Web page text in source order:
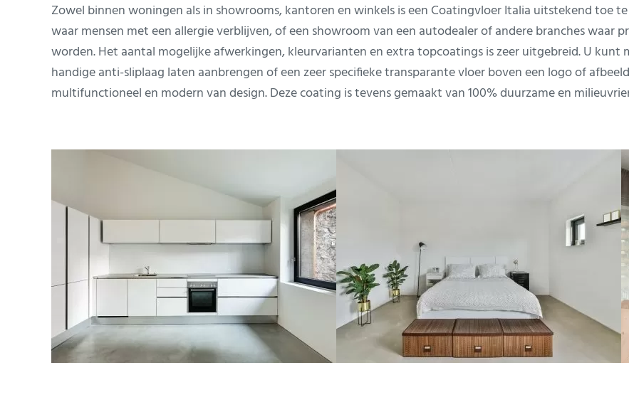
Zowel binnen woningen als in showrooms, kantoren en winkels is een Coatingvloer Italia uitstekend toe
waar mensen met een allergie verblijven, of een showroom van een autodealer of andere branches
worden. Het aantal mogelijke afwerkingen, kleurvarianten en extra topcoatings is zeer uitgebreid. U
handige anti-sliplaag laten aanbrengen of een zeer specifieke transparante vloer boven een logo of
multifunctioneel en modern van design. Deze coating is tevens gemaakt van 100% duurzame en